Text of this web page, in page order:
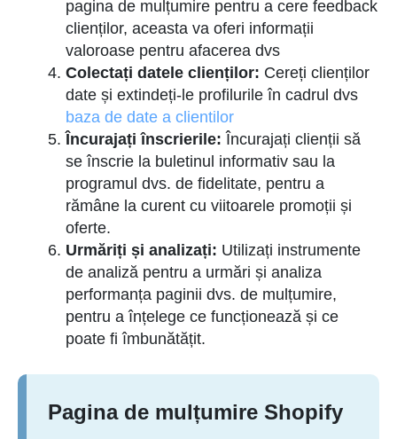
pagina de mulțumire pentru a cere feedback
clienților, aceasta va oferi informații
valoroase pentru afacerea dvs
Colectați datele clienților: Cereți clienților
date și extindeți-le profilurile în cadrul dvs
baza de date a clientilor
Încurajați înscrierile:Încurajați clienții să
se înscrie la buletinul informativ sau la
programul dvs. de fidelitate, pentru a
rămâne la curent cu viitoarele promoții și
oferte.
Urmăriți și analizați: Utilizați instrumente
de analiză pentru a urmări și analiza
performanța paginii dvs. de mulțumire,
pentru a înțelege ce funcționează și ce
poate fi îmbunătățit.
Pagina de mulțumire Shopify